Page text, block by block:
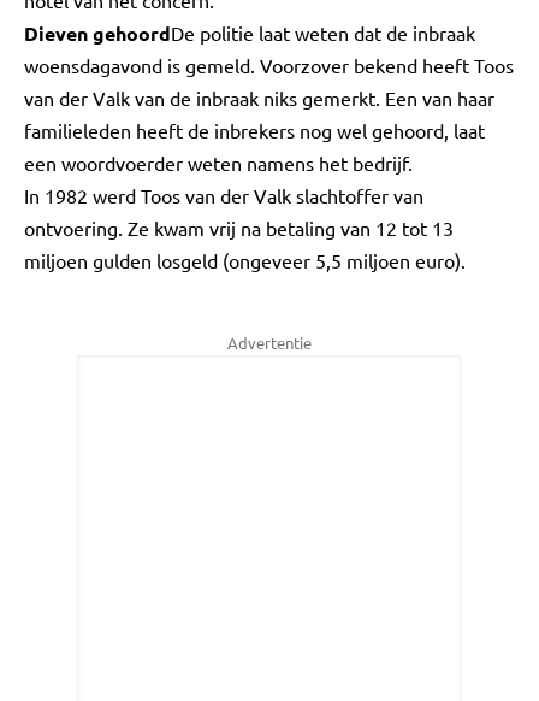
Dieven gehoordDe politie laat weten dat de inbraak
woensdagavond is gemeld. Voorzover bekend heeft Toos
van der Valk van de inbraak niks gemerkt. Een van haar
familieleden heeft de inbrekers nog wel gehoord, laat
een woordvoerder weten namens het bedrijf.
In 1982 werd Toos van der Valk slachtoffer van
ontvoering. Ze kwam vrij na betaling van 12 tot 13
miljoen gulden losgeld (ongeveer 5,5 miljoen euro).
Advertentie